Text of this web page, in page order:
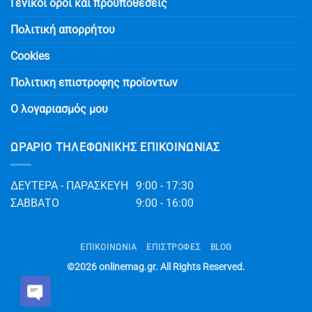
Γενικοί όροι και προϋποθέσεις
Πολιτική απορρήτου
Cookies
Πολιτικη επιστροφης προϊοντων
Ο λογαριασμός μου
ΩΡΆΡΙΟ ΤΗΛΕΦΩΝΙΚΉΣ ΕΠΙΚΟΙΝΩΝΊΑΣ
ΔΕΥΤΕΡΑ - ΠΑΡΑΣΚΕΥΗ
9:00 - 17:30
ΣΑΒΒΑΤΟ
9:00 - 16:00
ΕΠΙΚΟΙΝΩΝΊΑ ΕΠΙΣΤΡΟΦΕΣ BLOG
©2026onlinemag.gr. All Rights Reserved.